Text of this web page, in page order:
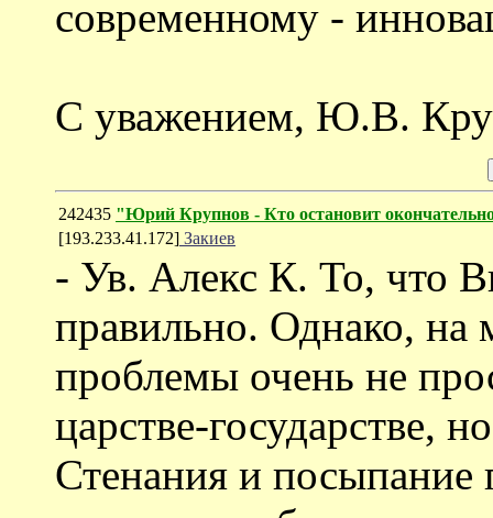
современному -
С уважением, Ю.В.
242435 "Юрий Крупнов - Кто остановит
[193.233.41.172] Закиев
- Ув. Алекс К. То, что
правильно. Однако, на
проблемы очень не
царстве-государстве,
Стенания и посыпание